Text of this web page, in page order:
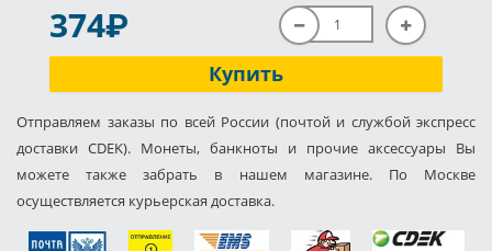
374P
Купить
Отправляем заказы по всей России (почтой и службой экспресс
доставки CDEK). Монеты, банкноты и прочие аксессуары Вы
можете также забрать в нашем магазине. По Москве
осуществляется курьерская доставка.